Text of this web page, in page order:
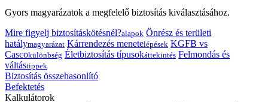
Gyors magyarázatok a megfelelő biztosítás kiválasztásához.
Mire figyelj biztosításkötésnél?alapok Önrész és területi
hatálymagyarázat Kárrendezés menetelépések KGFB vs
Cascokülönbség Életbiztosítás típusokáttekintés Felmondás és
váltástippek
Biztosítás összehasonlító
Befektetés
Kalkulátorok